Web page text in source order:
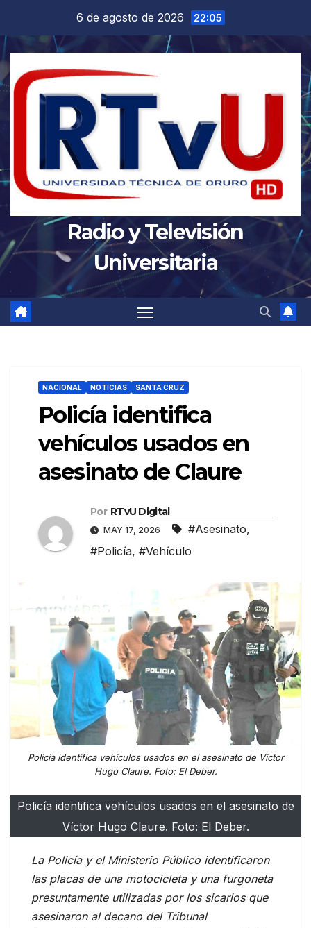
contenido
6 de agosto de 2026 22:05
Radio y Televisión
Universitaria
NACIONAL NOTICIAS SANTA CRUZ
Policía identifica
vehículos usados en
asesinato de Claure
Por RTvU Digital
MAY 17, 2026 #Asesinato,
#Policía, #Vehículo
Policía identifica vehículos usados en el asesinato de Víctor
Hugo Claure. Foto: El Deber.
Policía identifica vehículos usados en el asesinato de
Víctor Hugo Claure. Foto: El Deber.
La Policía y el Ministerio Público identificaron
las placas de una motocicleta y una furgoneta
presuntamente utilizadas por los sicarios que
asesinaron al decano del Tribunal